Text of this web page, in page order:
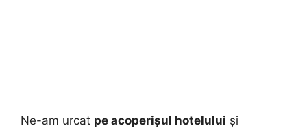
Ne-am urcat pe acoperișul hotelului și